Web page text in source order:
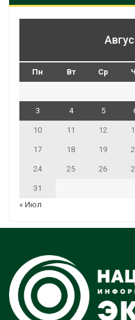
Пн Вт Ср
3 4 5
10 11 12
17 18 19
24 25 26
31
« Июл